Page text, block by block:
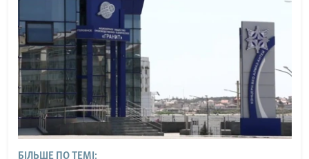
БІЛЬШЕ ПО ТЕМІ: